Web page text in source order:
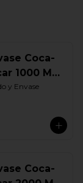
Coca-
1000 ML.
y Envase
Coca-